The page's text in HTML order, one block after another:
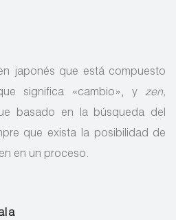
japonés que está compuesto
significa «cambio», yzen,
basado en la búsqueda del
que exista la posibilidad de
en un proceso.